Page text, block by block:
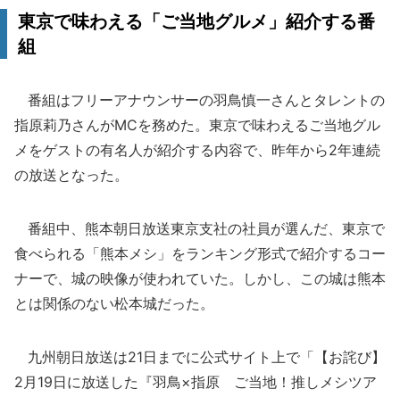
東京で味わえる「ご当地グルメ」紹介する番
組
番組はフリーアナウンサーの羽鳥慎一さんとタレントの
指原莉乃さんがMCを務めた。東京で味わえるご当地グル
メをゲストの有名人が紹介する内容で、昨年から2年連続
の放送となった。
番組中、熊本朝日放送東京支社の社員が選んだ、東京で
食べられる「熊本メシ」をランキング形式で紹介するコー
ナーで、城の映像が使われていた。しかし、この城は熊本
とは関係のない松本城だった。
九州朝日放送は21日までに公式サイト上で「【お詫び】
2月19日に放送した『羽鳥×指原 ご当地！推しメシツア